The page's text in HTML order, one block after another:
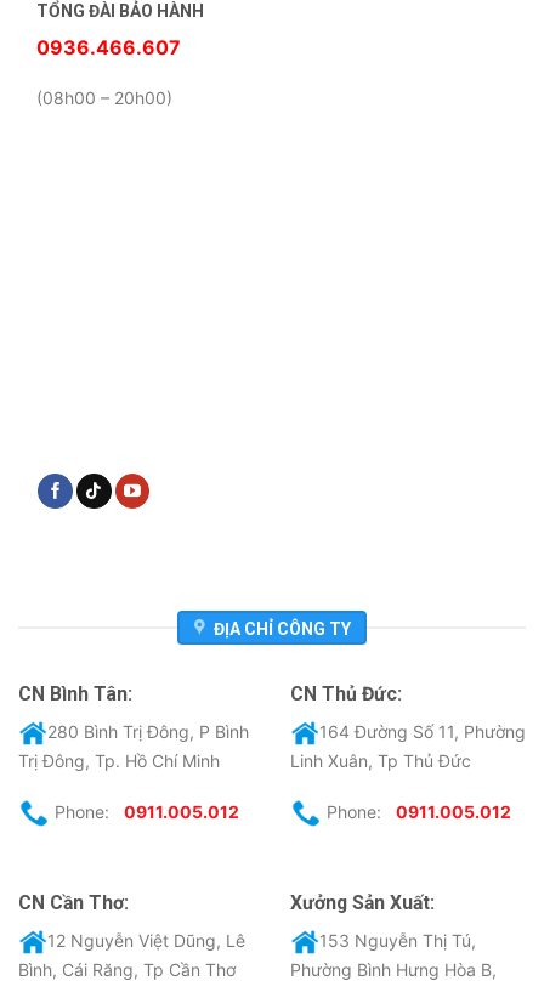
TỔNG ĐÀI BẢO HÀNH
0936.466.607
(08h00 – 20h00)
ĐỊA CHỈ CÔNG TY
CN Bình Tân:
280 Bình Trị Đông, P Bình
Trị Đông, Tp. Hồ Chí Minh
Phone: 0911.005.012
CN Thủ Đức:
164 Đường Số 11, Phường
Linh Xuân, Tp Thủ Đức
Phone: 0911.005.012
CN Cần Thơ:
12 Nguyễn Việt Dũng, Lê
Bình, Cái Răng, Tp Cần Thơ
Xưởng Sản Xuất:
153 Nguyễn Thị Tú,
Phường Bình Hưng Hòa B,